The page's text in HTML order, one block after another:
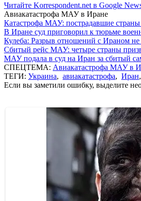
Читайте Korrespondent.net в Google
Авиакатастрофа МАУ в Иране
Катастрофа МАУ: пострадавшие
В Иране суд приговорил к тюрьме
Кулеба: Разрыв отношений с Ираном
Сбитый рейс МАУ: четыре страны
МАУ подала в суд на Иран за сбитый
СПЕЦТЕМА: Авиакатастрофа МАУ в
ТЕГИ: Украина, авиакатастрофа, Иран,
Если вы заметили ошибку, выделите